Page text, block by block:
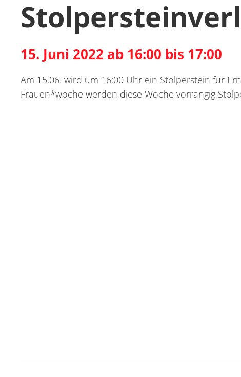
15. Juni 2022 ab 16:00 bis 17:00
Am 15.06. wird um 16:00 Uhr ein Stolperstein für
Frauen*woche werden diese Woche vorrangig